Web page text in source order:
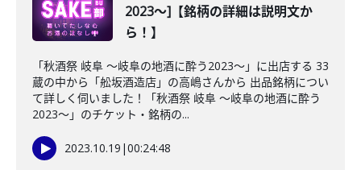
2023～]【銘柄の詳細は説明文か
ら！】
「秋酒祭 岐阜 ～岐阜の地酒に酔う2023～」に出店する 33
蔵の中から「舩坂酒造店」の高嶋さんから 出品銘柄につい
て詳しく伺いました！「秋酒祭 岐阜 ～岐阜の地酒に酔う
2023～」のチケット・銘柄の...
2023.10.19 |00:24:48